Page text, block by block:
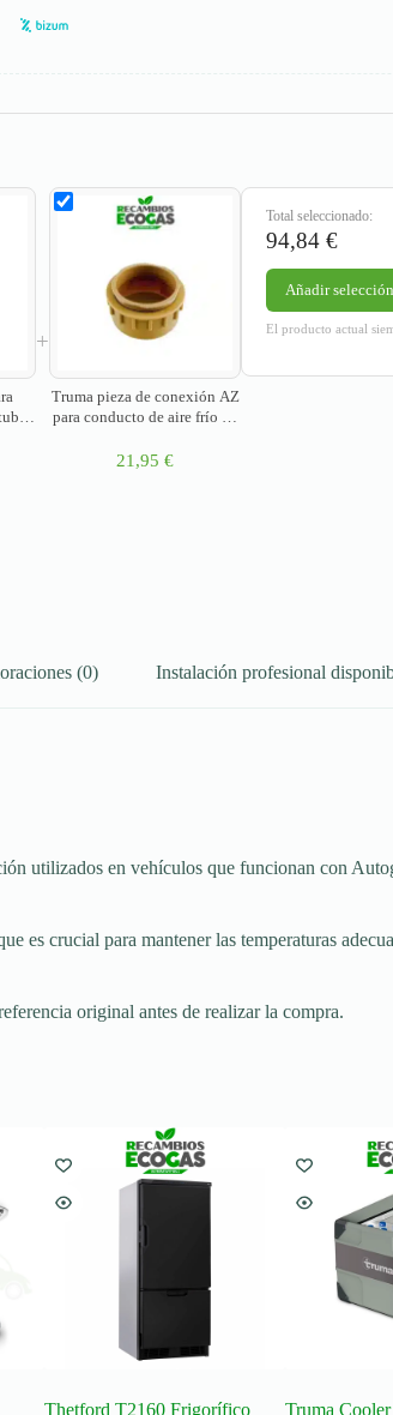
+
Truma pieza de conexión AZ
para conducto de aire frío de
Saphir
21,95 €
Total seleccionado:
94,84 €
Añadir
El producto actual
(0) Instalación profesional
utilizados en vehículos que funcionan con
crucial para mantener las temperaturas
original antes de realizar la compra.
Thetford T2160 Frigorífico Truma